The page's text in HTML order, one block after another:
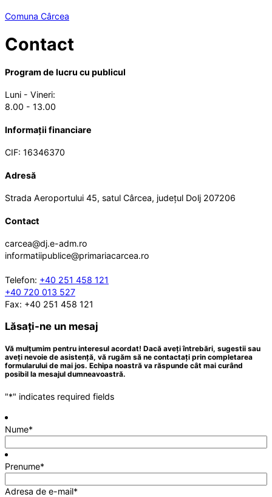
Comuna Cârcea
Contact
Program de lucru cu publicul
Luni - Vineri:
8.00 - 13.00
Informații financiare
CIF: 16346370
Adresă
Strada Aeroportului 45, satul Cârcea, județul Dolj 207206
Contact
carcea@dj.e-adm.ro
informatiipublice@primariacarcea.ro
Telefon: +40 251 458 121
+40 720 013 527
Fax: +40 251 458 121
Lăsați-ne un mesaj
Vă mulțumim pentru interesul acordat! Dacă aveți întrebări, sugestii sau
aveți nevoie de asistență, vă rugăm să ne contactați prin completarea
formularului de mai jos. Echipa noastră va răspunde cât mai curând
posibil la mesajul dumneavoastră.
"*" indicates required fields
Nume*
Prenume*
Adresa de e-mail*